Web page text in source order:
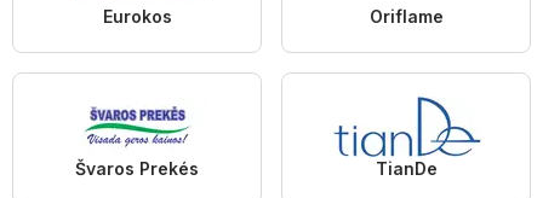
Eurokos Oriflame
Švaros Prekés TianDe